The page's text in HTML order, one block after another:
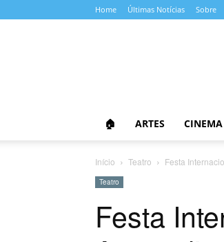
Home Últimas Notícias Sobre
🏠 ARTES CINEMA
Início Teatro Festa
Teatro
Festa